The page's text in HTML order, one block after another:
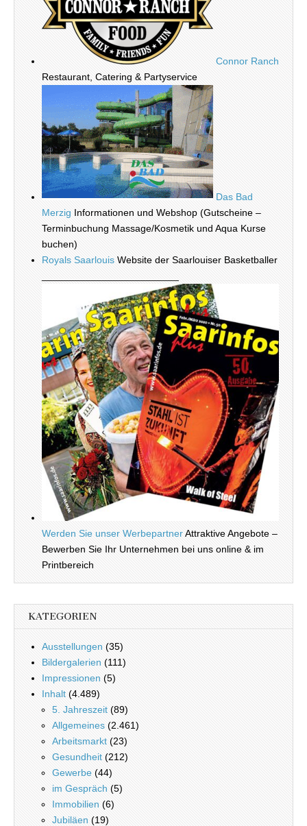
Connor Ranch
Restaurant, Catering & Partyservice
Das Bad
Merzig Informationen und Webshop (Gutscheine –
Terminbuchung Massage/Kosmetik und Aqua Kurse
buchen)
Royals Saarlouis Website der Saarlouiser Basketballer
Werden Sie unser WerbepartnerAttraktive Angebote –
Bewerben Sie Ihr Unternehmen bei uns online & im
Printbereich
KATEGORIEN
Ausstellungen (35)
Bildergalerien (111)
Impressionen (5)
Inhalt (4.489)
5. Jahreszeit (89)
Allgemeines (2.461)
Arbeitsmarkt (23)
Gesundheit (212)
Gewerbe (44)
im Gespräch (5)
Immobilien (6)
Jubiläen (19)